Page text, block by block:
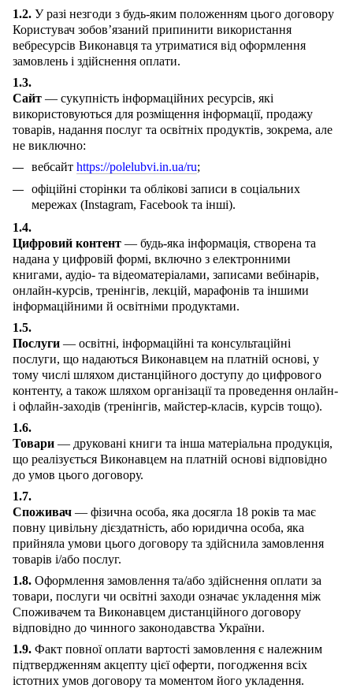
1.2. У разі незгоди з будь-яким положенням цього договору
Користувач зобов’язаний припинити використання
вебресурсів Виконавця та утриматися від оформлення
замовлень і здійснення оплати.
1.3.
Сайт — сукупність інформаційних ресурсів, які
використовуються для розміщення інформації, продажу
товарів, надання послуг та освітніх продуктів, зокрема, але
не виключно:
вебсайт https://polelubvi.in.ua/ru;
офіційні сторінки та облікові записи в соціальних
мережах (Instagram, Facebook та інші).
1.4.
Цифровий контент — будь-яка інформація, створена та
надана у цифровій формі, включно з електронними
книгами, аудіо- та відеоматеріалами, записами вебінарів,
онлайн-курсів, тренінгів, лекцій, марафонів та іншими
інформаційними й освітніми продуктами.
1.5.
Послуги — освітні, інформаційні та консультаційні
послуги, що надаються Виконавцем на платній основі, у
тому числі шляхом дистанційного доступу до цифрового
контенту, а також шляхом організації та проведення онлайн-
і офлайн-заходів (тренінгів, майстер-класів, курсів тощо).
1.6.
Товари — друковані книги та інша матеріальна продукція,
що реалізується Виконавцем на платній основі відповідно
до умов цього договору.
1.7.
Споживач — фізична особа, яка досягла 18 років та має
повну цивільну дієздатність, або юридична особа, яка
прийняла умови цього договору та здійснила замовлення
товарів і/або послуг.
1.8. Оформлення замовлення та/або здійснення оплати за
товари, послуги чи освітні заходи означає укладення між
Споживачем та Виконавцем дистанційного договору
відповідно до чинного законодавства України.
1.9. Факт повної оплати вартості замовлення є належним
підтвердженням акцепту цієї оферти, погодження всіх
істотних умов договору та моментом його укладення.